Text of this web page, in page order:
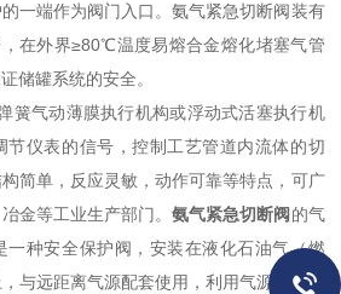
一端作为阀门入口。氨气紧急切断阀装有
在外界≥80℃温度易熔合金熔化堵塞气管
储罐系统的安全。
气动薄膜执行机构或浮动式活塞执行机
节仪表的信号，控制工艺管道内流体的切
简单，反应灵敏，动作可靠等特点，可广
金等工业生产部门。氨气紧急切断阀 的气
一种安全保护阀，安装在液化石油气（燃
与远距离气源配套使用，利用气源控制阀